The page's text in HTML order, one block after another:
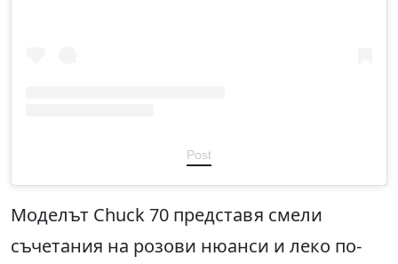
Post
Моделът Chuck 70 представя смели
съчетания на розови нюанси и леко по-